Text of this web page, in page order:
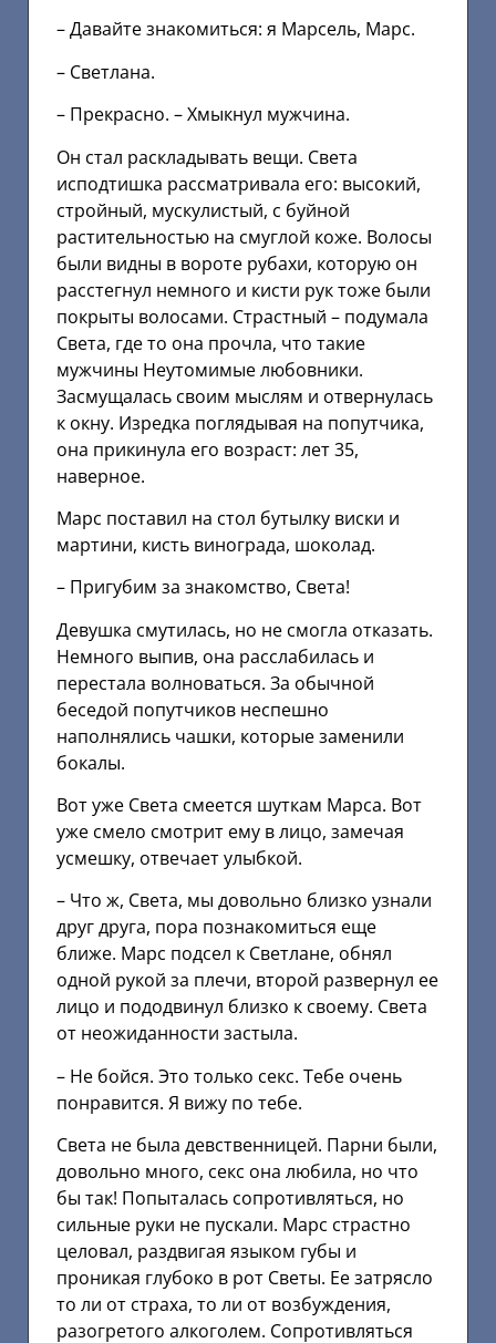
– Давайте знакомиться: я Марсель, Марс.
– Светлана.
– Прекрасно. – Хмыкнул мужчина.
Он стал раскладывать вещи. Света
исподтишка рассматривала его: высокий,
стройный, мускулистый, с буйной
растительностью на смуглой коже. Волосы
были видны в вороте рубахи, которую он
расстегнул немного и кисти рук тоже были
покрыты волосами. Страстный – подумала
Света, где то она прочла, что такие
мужчины Неутомимые любовники.
Засмущалась своим мыслям и отвернулась
к окну. Изредка поглядывая на попутчика,
она прикинула его возраст: лет 35,
наверное.
Марс поставил на стол бутылку виски и
мартини, кисть винограда, шоколад.
– Пригубим за знакомство, Света!
Девушка смутилась, но не смогла отказать.
Немного выпив, она расслабилась и
перестала волноваться. За обычной
беседой попутчиков неспешно
наполнялись чашки, которые заменили
бокалы.
Вот уже Света смеется шуткам Марса. Вот
уже смело смотрит ему в лицо, замечая
усмешку, отвечает улыбкой.
– Что ж, Света, мы довольно близко узнали
друг друга, пора познакомиться еще
ближе. Марс подсел к Светлане, обнял
одной рукой за плечи, второй развернул ее
лицо и пододвинул близко к своему. Света
от неожиданности застыла.
– Не бойся. Это только секс. Тебе очень
понравится. Я вижу по тебе.
Света не была девственницей. Парни были,
довольно много, секс она любила, но что
бы так! Попыталась сопротивляться, но
сильные руки не пускали. Марс страстно
целовал, раздвигая языком губы и
проникая глубоко в рот Светы. Ее затрясло
то ли от страха, то ли от возбуждения,
разогретого алкоголем. Сопротивляться